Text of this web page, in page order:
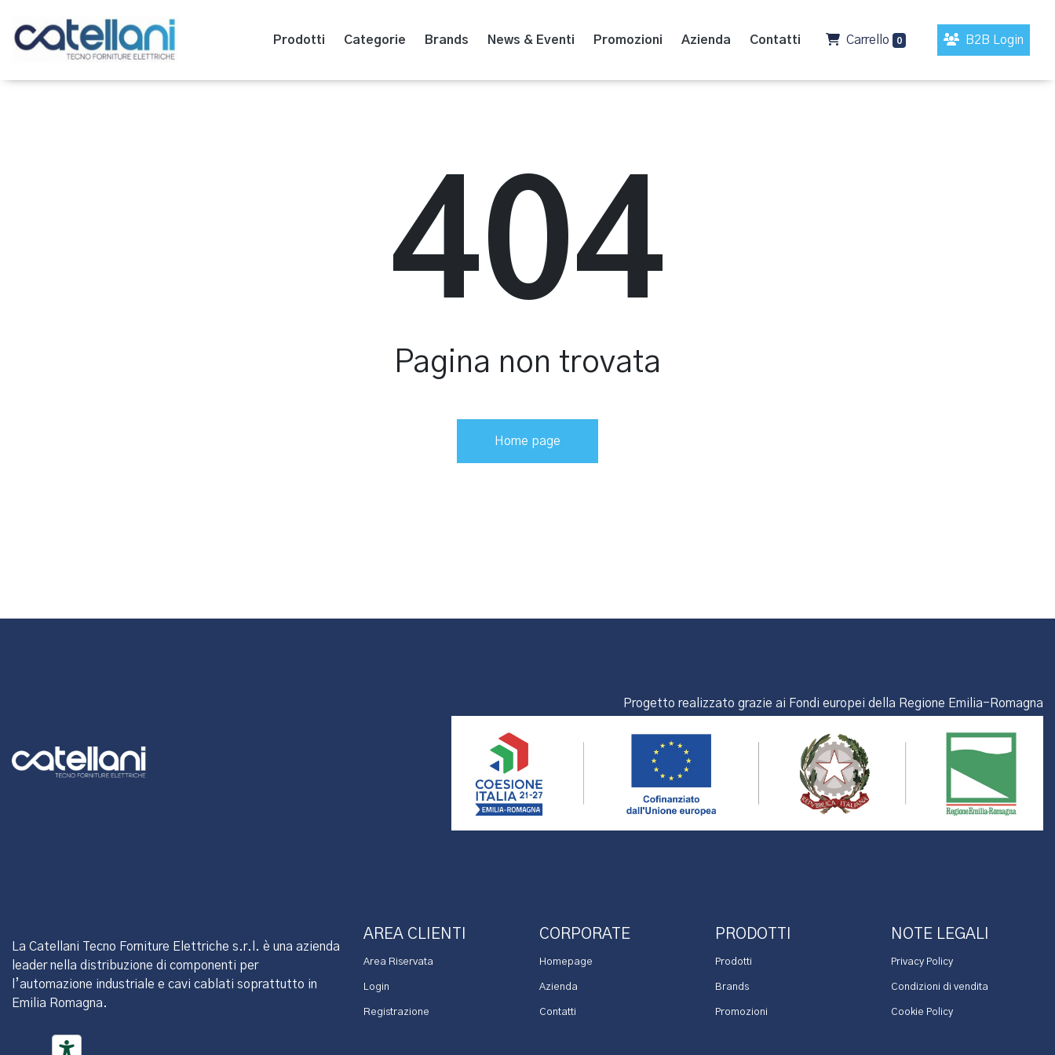
Prodotti Categorie Brands News & Eventi Promozioni Azienda Contatti Carrello 0 B2B Login
404
Pagina non trovata
Home page
Progetto realizzato grazie ai Fondi europei della Regione Emilia-Romagna
La Catellani Tecno Forniture Elettriche s.r.l. è una azienda
leader nella distribuzione di componenti per
l’automazione industriale e cavi cablati soprattutto in
Emilia Romagna.
AREA CLIENTI
Area Riservata
Login
Registrazione
CORPORATE
Homepage
Azienda
Contatti
PRODOTTI
Prodotti
Brands
Promozioni
NOTE LEGALI
Privacy Policy
Condizioni di vendita
Cookie Policy